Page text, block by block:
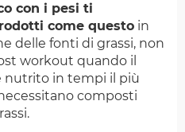
con i pesi ti
come questo in
delle fonti di grassi, non
workout quando il
nutrito in tempi il più
composti